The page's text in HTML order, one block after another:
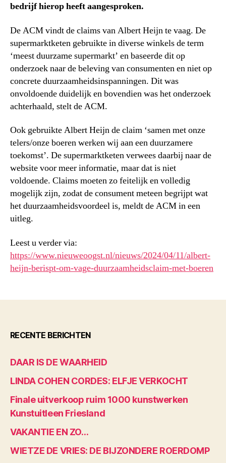
bedrijf hierop heeft aangesproken.
De ACM vindt de claims van Albert Heijn te vaag. De
supermarktketen gebruikte in diverse winkels de term
‘meest duurzame supermarkt’ en baseerde dit op
onderzoek naar de beleving van consumenten en niet op
concrete duurzaamheidsinspanningen. Dit was
onvoldoende duidelijk en bovendien was het onderzoek
achterhaald, stelt de ACM.
Ook gebruikte Albert Heijn de claim ‘samen met onze
telers/onze boeren werken wij aan een duurzamere
toekomst’. De supermarktketen verwees daarbij naar de
website voor meer informatie, maar dat is niet
voldoende. Claims moeten zo feitelijk en volledig
mogelijk zijn, zodat de consument meteen begrijpt wat
het duurzaamheidsvoordeel is, meldt de ACM in een
uitleg.
Leest u verder via:
https://www.nieuweoogst.nl/nieuws/2024/04/11/albert-
heijn-berispt-om-vage-duurzaamheidsclaim-met-boeren
RECENTE BERICHTEN
DAAR IS DE WAARHEID
LINDA COHEN CORDES: ELFJE VERKOCHT
Finale uitverkoop ruim 1000 kunstwerken
Kunstuitleen Friesland
VAKANTIE EN ZO…
WIETZE DE VRIES: DE BIJZONDERE ROERDOMP